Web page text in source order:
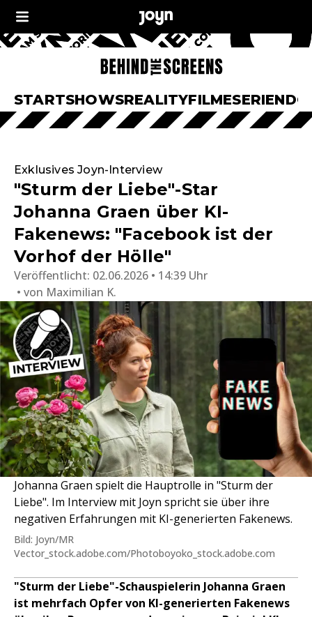
STARTSHOWSREALITYFILMESERIEN
Exklusives Joyn-Interview
"Sturm der Liebe"-Star
Johanna Graen über KI-
Fakenews: "Facebook ist der
Vorhof der Hölle"
Veröffentlicht: 02.06.2026 • 14:39 Uhr
von Maximilian K.
Johanna Graen spielt die Hauptrolle in "Sturm der
Liebe". Im Interview mit Joyn spricht sie über ihre
negativen Erfahrungen mit KI-generierten Fakenews.
Bild: Joyn/MR
Vector_stock.adobe.com/Photoboyoko_stock.adobe.com
"Sturm der Liebe"-Schauspielerin Johanna Graen
ist mehrfach Opfer von KI-generierten Fakenews